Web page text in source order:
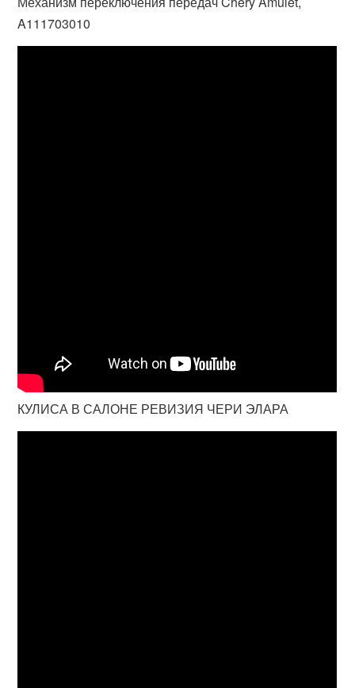
A111703010
КУЛИСА В САЛОНЕ РЕВИЗИЯ ЧЕРИ ЭЛАРА